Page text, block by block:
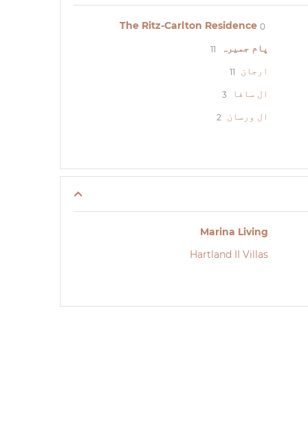
The Ritz-Carlton Residence 0
پام جمیرہ 11
ارجان 11
ال سافا 3
ال ورسان 2
Marina Living
Hartland II Villas